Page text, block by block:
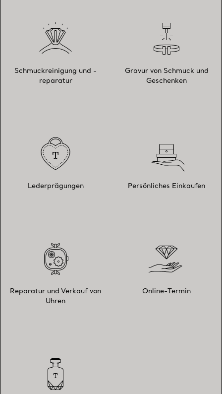
Schmuckreinigung und -
reparatur
Gravur von Schmuck und
Geschenken
Lederprägungen Persönliches Einkaufen
Reparatur und Verkauf von
Uhren
Online-Termin